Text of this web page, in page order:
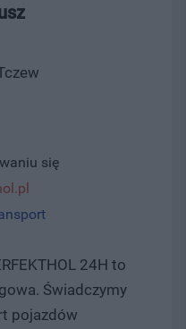
się
24H to
Świadczymy
pojazdów